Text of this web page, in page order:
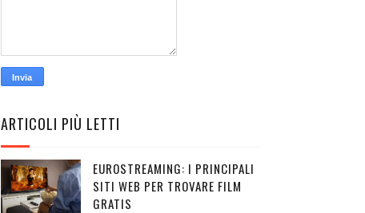
ARTICOLI PIÙ LETTI
EUROSTREAMING: I PRINCIPALI
SITI WEB PER TROVARE FILM
GRATIS